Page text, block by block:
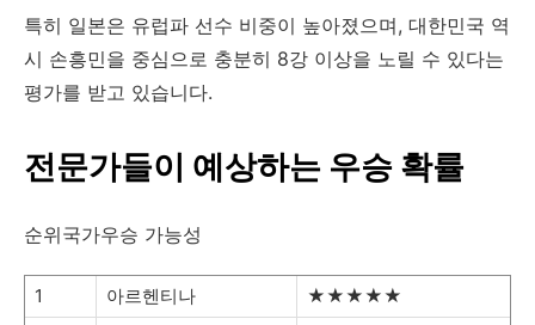
특히 일본은 유럽파 선수 비중이 높아졌으며, 대한민국 역
시 손흥민을 중심으로 충분히 8강 이상을 노릴 수 있다는
평가를 받고 있습니다.
전문가들이 예상하는 우승 확률
순위국가우승 가능성
1 아르헨티나
★★★★★